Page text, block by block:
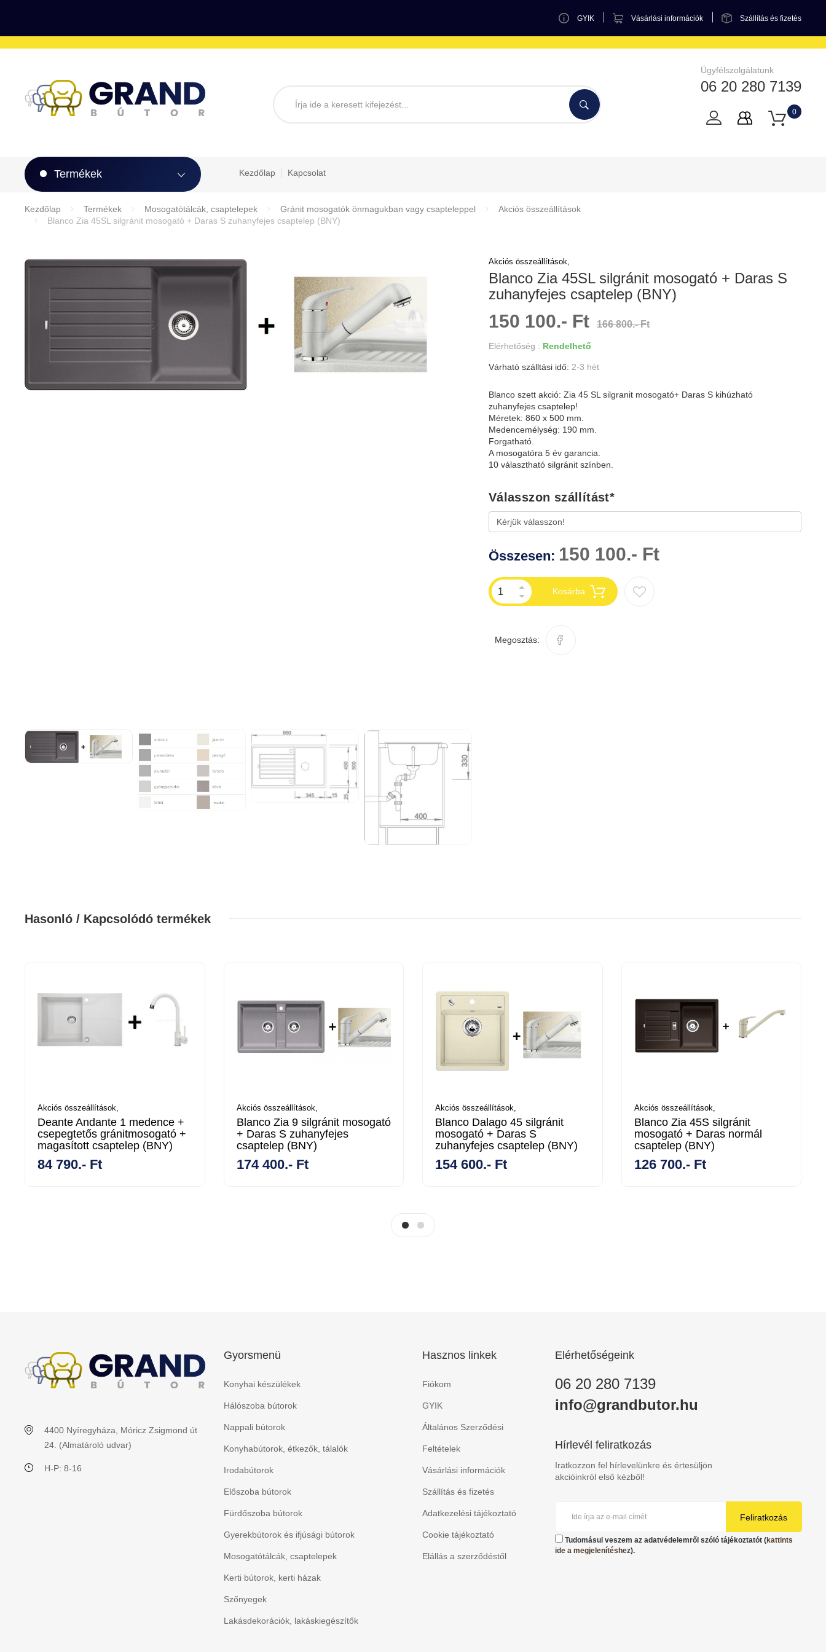
GYIK Vásárlási információk Szállítás és fizetés
Ügyfélszolgálatunk
06 20 280 7139
0
Termékek Kezdőlap Kapcsolat
Kezdőlap Termékek Mosogatótálcák, csaptelepek Gránit mosogatók önmagukban vagy csapteleppel
Akciós összeállítások
Blanco Zia 45SL silgránit mosogató + Daras S zuhanyfejes csaptelep (BNY)
Akciós összeállítások,
Blanco Zia 45SL silgránit mosogató + Daras S
zuhanyfejes csaptelep (BNY)
150 100.- Ft 166 800.- Ft
Elérhetőség : Rendelhető
Várható szálltási idő: 2-3 hét
Blanco szett akció: Zia 45 SL silgranit mosogató+ Daras S kihúzható
zuhanyfejes csaptelep!
Méretek: 860 x 500 mm.
Medencemélység: 190 mm.
Forgatható.
A mosogatóra 5 év garancia.
10 választható silgránit színben.
Válasszon szállítást*
Összesen: 150 100.- Ft
Kosárba
Megosztás:
Hasonló / Kapcsolódó termékek
Akciós összeállítások,
Deante Andante 1 medence +
csepegtetős gránitmosogató +
magasított csaptelep (BNY)
84 790.- Ft
Akciós összeállítások,
Blanco Zia 9 silgránit mosogató
+ Daras S zuhanyfejes
csaptelep (BNY)
174 400.- Ft
Akciós összeállítások,
Blanco Dalago 45 silgránit
mosogató + Daras S
zuhanyfejes csaptelep (BNY)
154 600.- Ft
Akciós összeállítások,
Blanco Zia 45S silgránit
mosogató + Daras normál
csaptelep (BNY)
126 700.- Ft
4400 Nyíregyháza, Móricz Zsigmond út
24. (Almatároló udvar)
H-P: 8-16
Gyorsmenü
Konyhai készülékek
Hálószoba bútorok
Nappali bútorok
Konyhabútorok, étkezők, tálalók
Irodabútorok
Előszoba bútorok
Fürdőszoba bútorok
Gyerekbútorok és ifjúsági bútorok
Mosogatótálcák, csaptelepek
Kerti bútorok, kerti házak
Szőnyegek
Lakásdekorációk, lakáskiegészítők
Hasznos linkek
Fiókom
GYIK
Általános Szerződési
Feltételek
Vásárlási információk
Szállítás és fizetés
Adatkezelési tájékoztató
Cookie tájékoztató
Elállás a szerződéstől
Elérhetőségeink
06 20 280 7139
info@grandbutor.hu
Hírlevél feliratkozás
Iratkozzon fel hírlevelünkre és értesüljön
akcióinkról első kézből!
Feliratkozás
Tudomásul veszem az adatvédelemről szóló tájékoztatót (kattints
ide a megjelenítéshez).